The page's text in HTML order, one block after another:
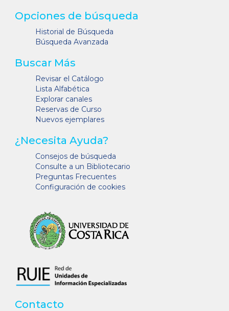
Opciones de búsqueda
Historial de Búsqueda
Búsqueda Avanzada
Buscar Más
Revisar el Catálogo
Lista Alfabética
Explorar canales
Reservas de Curso
Nuevos ejemplares
¿Necesita Ayuda?
Consejos de búsqueda
Consulte a un Bibliotecario
Preguntas Frecuentes
Configuración de cookies
Contacto